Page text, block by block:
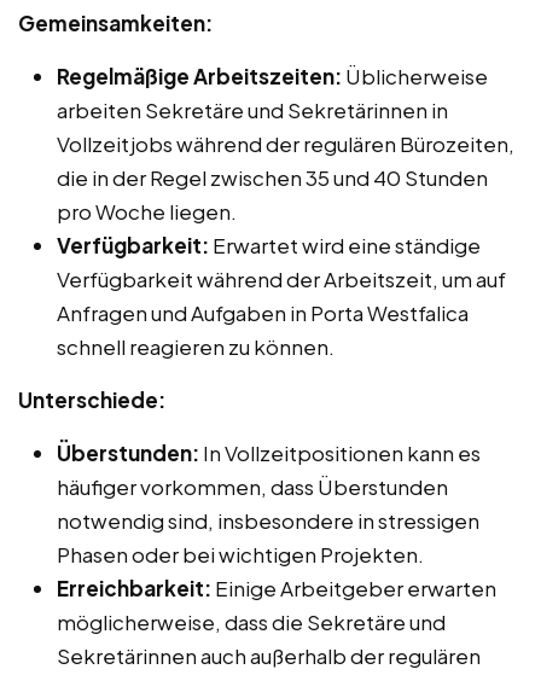
Gemeinsamkeiten:
Regelmäßige Arbeitszeiten: Üblicherweise
arbeiten Sekretäre und Sekretärinnen in
Vollzeitjobs während der regulären Bürozeiten,
die in der Regel zwischen 35 und 40 Stunden
pro Woche liegen.
Verfügbarkeit: Erwartet wird eine ständige
Verfügbarkeit während der Arbeitszeit, um auf
Anfragen und Aufgaben in Porta Westfalica
schnell reagieren zu können.
Unterschiede:
Überstunden: In Vollzeitpositionen kann es
häufiger vorkommen, dass Überstunden
notwendig sind, insbesondere in stressigen
Phasen oder bei wichtigen Projekten.
Erreichbarkeit: Einige Arbeitgeber erwarten
möglicherweise, dass die Sekretäre und
Sekretärinnen auch außerhalb der regulären